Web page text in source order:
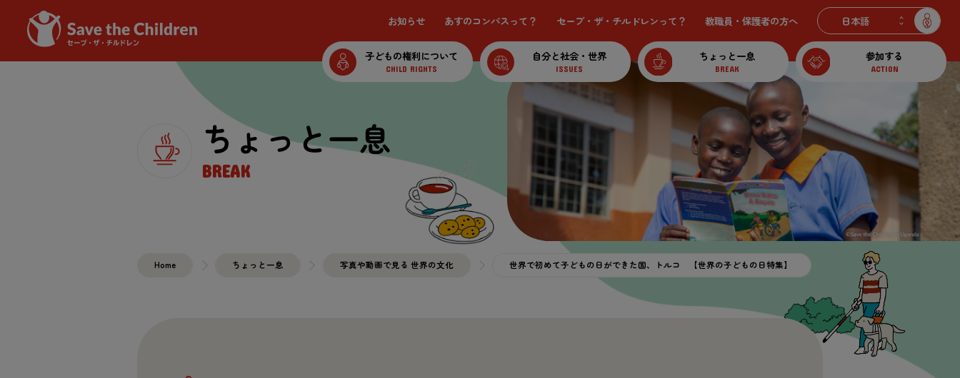
子どもの権利について
CHILD RIGHTS
自分と社会・世界
ISSUES
ちょっと一息
BREAK
参加する
ACTION
お知らせ あすのコンパスって？ セーブ・ザ・チルドレンって？ 教職員・保護者の方へ
ちょっと一息
BREAK
Home ちょっと一息 写真や動画で見る 世界の文化 世界で初めて子どもの日ができた国、トルコ 【世界の子どもの日特集】